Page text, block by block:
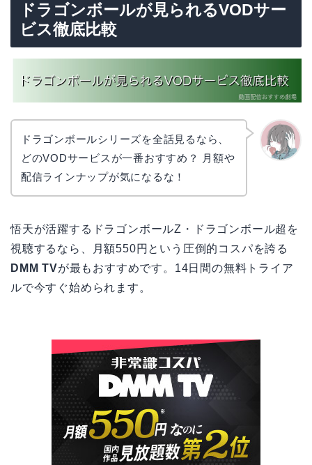
ドラゴンボールが見られるVODサー
ビス徹底比較
ドラゴンボールシリーズを全話見るなら、
どのVODサービスが一番おすすめ？ 月額や
配信ラインナップが気になるな！
悟天が活躍するドラゴンボールZ・ドラゴンボール超を
視聴するなら、月額550円という圧倒的コスパを誇る
DMM TVが最もおすすめです。14日間の無料トライア
ルで今すぐ始められます。